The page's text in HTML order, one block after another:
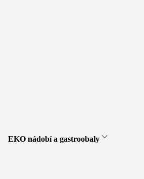
EKO nádobí a gastroobaly